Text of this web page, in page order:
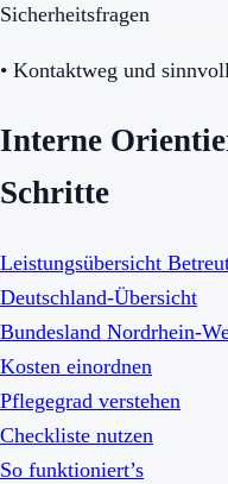
Sicherheitsfragen
• Kontaktweg und
Interne
Schritte
Leistungsübersicht
Deutschland-Übersicht
Bundesland Nordrhein-
Kosten einordnen
Pflegegrad verstehen
Checkliste nutzen
So funktioniert’s